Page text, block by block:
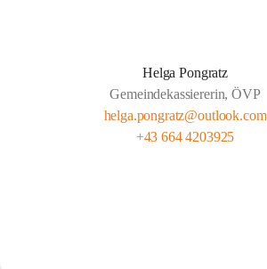
Helga Pongratz
Gemeindekassiererin, ÖVP
helga.pongratz@outlook.com
+43 664 4203925